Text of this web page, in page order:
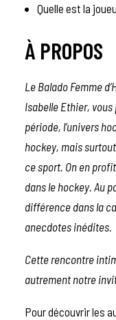
Quelle est la
À PROPOS
Le Balado Femme
Isabelle Ethier, vous
période, l’univers
hockey, mais
ce sport. On en
dans le hockey. Au
différence dans la
anecdotes inédites.
Cette rencontre
autrement notre
Pour découvrir les